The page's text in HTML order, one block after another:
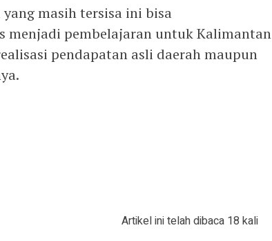
masih tersisa ini bisa
menjadi pembelajaran untuk Kalimantan
pendapatan asli daerah maupun
Artikel ini telah dibaca 18 kali